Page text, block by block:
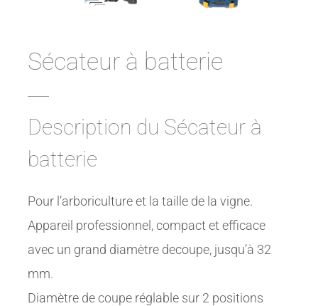
Sécateur à batterie
Description du Sécateur à
batterie
Pour l’arboriculture et la taille de la vigne.
Appareil professionnel, compact et efficace
avec un grand diamètre decoupe, jusqu’à 32
mm.
Diamètre de coupe réglable sur 2 positions